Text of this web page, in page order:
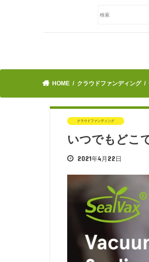
HOME クラウドファンディング
クラウドファンディング
いつでもどこ
2021年4月22日